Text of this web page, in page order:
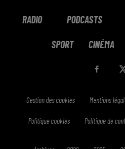
RADIO PODCASTS
SPORT CINÉMA
Gestion des cookies Mentions
Politique cookies Politique de